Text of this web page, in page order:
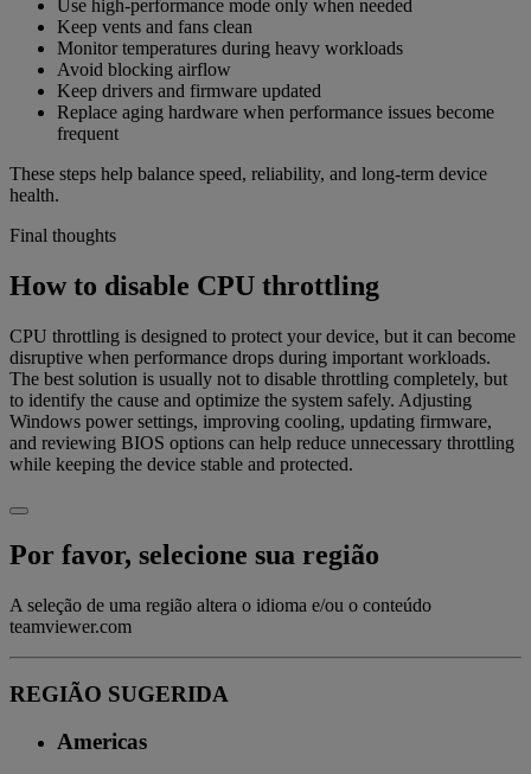
Use high-performance mode only when needed
Keep vents and fans clean
Monitor temperatures during heavy workloads
Avoid blocking airflow
Keep drivers and firmware updated
Replace aging hardware when performance issues become
frequent
These steps help balance speed, reliability, and long-term device
health.
Final thoughts
How to disable CPU throttling
CPU throttling is designed to protect your device, but it can become
disruptive when performance drops during important workloads.
The best solution is usually not to disable throttling completely, but
to identify the cause and optimize the system safely. Adjusting
Windows power settings, improving cooling, updating firmware,
and reviewing BIOS options can help reduce unnecessary throttling
while keeping the device stable and protected.
Por favor, selecione sua região
A seleção de uma região altera o idioma e/ou o conteúdo
teamviewer.com
REGIÃO SUGERIDA
Americas